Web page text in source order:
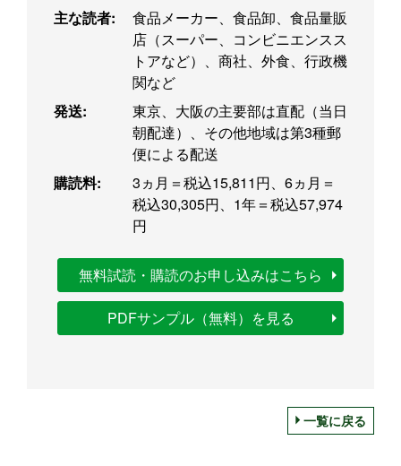
主な読者:
食品メーカー、食品卸、食品量販
店（スーパー、コンビニエンスス
トアなど）、商社、外食、行政機
関など
発送:
東京、大阪の主要部は直配（当日
朝配達）、その他地域は第3種郵
便による配送
購読料:
3ヵ月＝税込15,811円、6ヵ月＝
税込30,305円、1年＝税込57,974
円
無料試読・購読のお申し込みはこちら
PDFサンプル（無料）を見る
一覧に戻る